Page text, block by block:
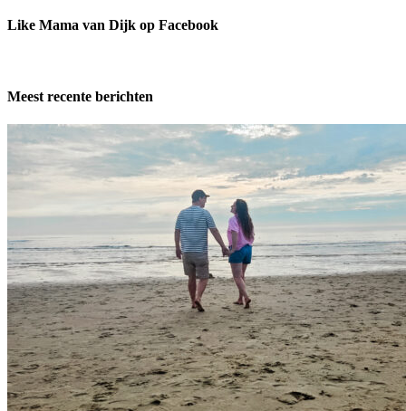
Like Mama van Dijk op Facebook
Meest recente berichten